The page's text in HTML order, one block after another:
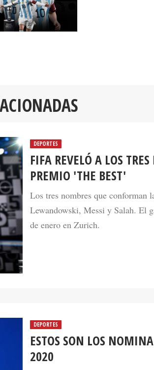
DEPORTES
FIFA REVELÓ A LOS
PREMIO 'THE BEST'
Los tres nombres que conforman
Lewandowski, Messi y Salah. El
de enero en Zurich.
DEPORTES
ESTOS SON LOS
2020